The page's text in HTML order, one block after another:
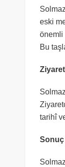
eski
önemli
Bu
Ziyaret
tarihî
Sonuç